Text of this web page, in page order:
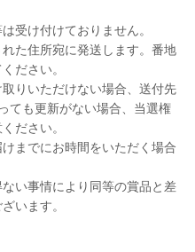
受け付けておりません。
た住所宛に発送します。番地
ださい。
りいただけない場合、送付先
ても更新がない場合、当選権
ださい。
までにお時間をいただく場合
い事情により同等の賞品と差
います。